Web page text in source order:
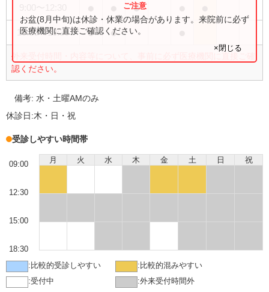
●
15:00〜18:30 ● ●
外来受付時間・内容等について、事前に必ず医療機関に直接ご確
認ください。
お盆(8月中旬)は休診・休業の場合があります。来院前に必ず
医療機関に直接ご確認ください。
×閉じる
備考:水・土曜AMのみ
休診日:木・日・祝
受診しやすい時間帯
月 火 水 木 金 土 日 祝
09:00
12:30
15:00
18:30
: 比較的受診しやすい : 比較的混みやすい
:受付中 :外来受付時間外